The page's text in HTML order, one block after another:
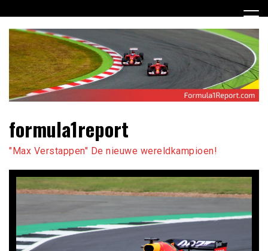
naar
inhoud
formula1report
"Max Verstappen" De nieuwe wereldkampioen!